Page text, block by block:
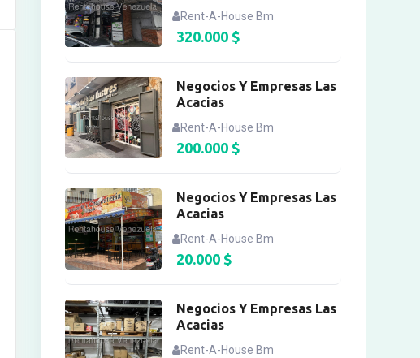
Rent-A-House Bm
320.000 $
Negocios Y Empresas Las
Acacias
Rent-A-House Bm
200.000 $
Negocios Y Empresas Las
Acacias
Rent-A-House Bm
20.000 $
Negocios Y Empresas Las
Acacias
Rent-A-House Bm